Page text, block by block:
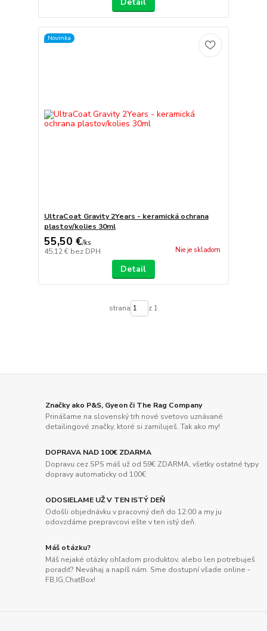
Detail
Novinka
UltraCoat Gravity 2Years - keramická ochrana
plastov/kolies 30ml
55,50 €/ks
45,12 € bez DPH Nie je skladom
Detail
strana z 1
Značky ako P&S, Gyeon či The Rag Company
Prinášame na slovenský trh nové svetovo uznávané
detailingové značky, ktoré si zamiluješ. Tak ako my!
DOPRAVA NAD 100€ ZDARMA
Dopravu cez SPS máš už od 59€ ZDARMA, všetky ostatné typy
dopravy automaticky od 100€
ODOSIELAME UŽ V TEN ISTÝ DEŇ
Odošli objednávku v pracovný deň do 12:00 a my ju
odovzdáme prepravcovi ešte v ten istý deň.
Máš otázku?
Máš nejaké otázky ohľadom produktov, alebo len potrebuješ
poradiť? Neváhaj a napíš nám. Sme dostupní všade online -
FB,IG,ChatBox!